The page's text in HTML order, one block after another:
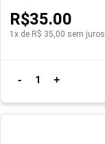
R$35.00
1x de R$ 35,00 sem juros
- 1 +